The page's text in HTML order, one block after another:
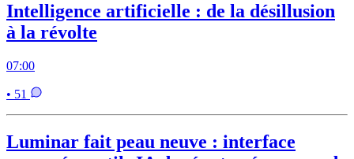
Intelligence artificielle : de la désillusion
à la révolte
07:00
• 51
Luminar fait peau neuve : interface